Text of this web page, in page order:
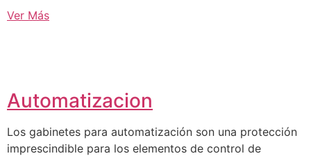
Ver Más
Automatizacion
Los gabinetes para automatización son una protección
imprescindible para los elementos de control de